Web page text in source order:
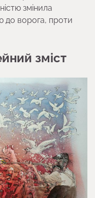
змінила
до ворога, проти
зміст